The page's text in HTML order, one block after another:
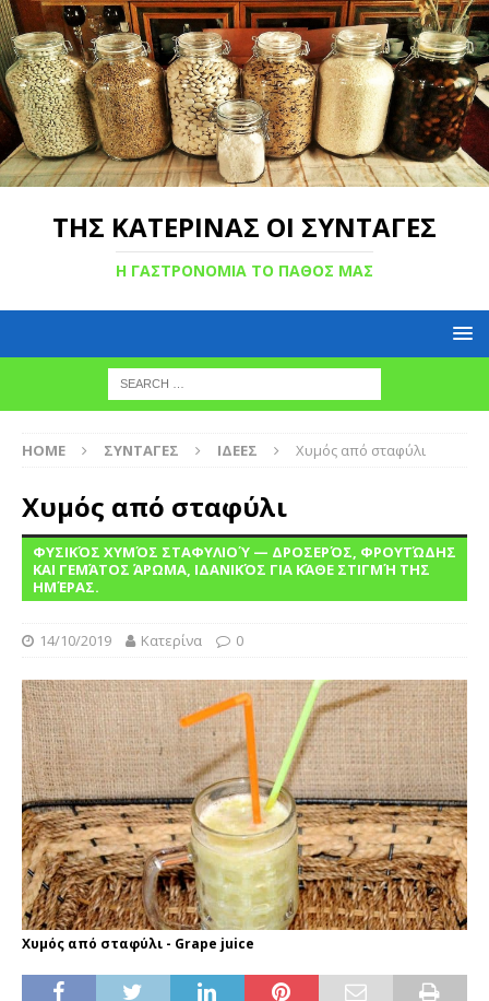
ΤΗΣ ΚΑΤΕΡΙΝΑΣ ΟΙ ΣΥΝΤΑΓΕΣ
Η ΓΑΣΤΡΟΝΟΜΙΑ ΤΟ ΠΑΘΟΣ ΜΑΣ
HOME ΣΥΝΤΑΓΕΣ ΙΔΕΕΣ Χυμός από σταφύλι
Χυμός από σταφύλι
ΦΥΣΙΚΌΣ ΧΥΜΌΣ ΣΤΑΦΥΛΙΟΎ — ΔΡΟΣΕΡΌΣ, ΦΡΟΥΤΏΔΗΣ
ΚΑΙ ΓΕΜΆΤΟΣ ΆΡΩΜΑ, ΙΔΑΝΙΚΌΣ ΓΙΑ ΚΆΘΕ ΣΤΙΓΜΉ ΤΗΣ
ΗΜΈΡΑΣ.
14/10/2019 Κατερίνα 0
Χυμός από σταφύλι - Grape juice